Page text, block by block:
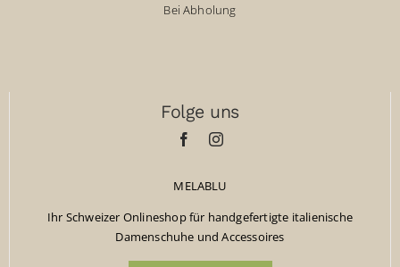
Bei Abholung
Folge uns
MELABLU
Ihr Schweizer Onlineshop für handgefertigte italienische
Damenschuhe und Accessoires